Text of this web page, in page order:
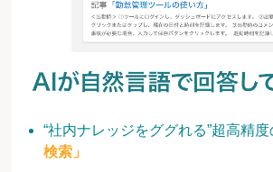
“社内ナレッジをググれる”超高精度
検索」